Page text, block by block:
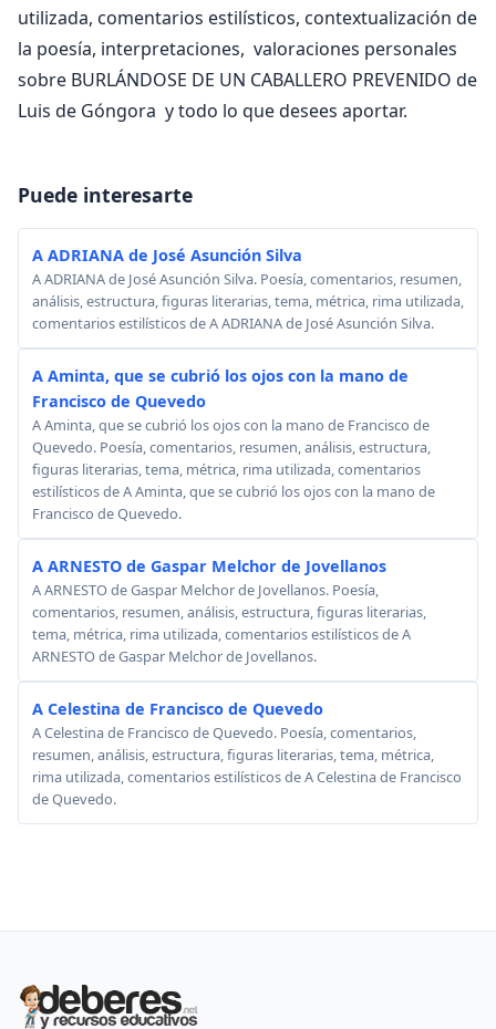
utilizada, comentarios estilísticos, contextualización de
la poesía, interpretaciones, valoraciones personales
sobre BURLÁNDOSE DE UN CABALLERO PREVENIDO de
Luis de Góngora y todo lo que desees aportar.
Puede interesarte
A ADRIANA de José Asunción Silva
A ADRIANA de José Asunción Silva. Poesía, comentarios, resumen,
análisis, estructura, figuras literarias, tema, métrica, rima utilizada,
comentarios estilísticos de A ADRIANA de José Asunción Silva.
A Aminta, que se cubrió los ojos con la mano de
Francisco de Quevedo
A Aminta, que se cubrió los ojos con la mano de Francisco de
Quevedo. Poesía, comentarios, resumen, análisis, estructura,
figuras literarias, tema, métrica, rima utilizada, comentarios
estilísticos de A Aminta, que se cubrió los ojos con la mano de
Francisco de Quevedo.
A ARNESTO de Gaspar Melchor de Jovellanos
A ARNESTO de Gaspar Melchor de Jovellanos. Poesía,
comentarios, resumen, análisis, estructura, figuras literarias,
tema, métrica, rima utilizada, comentarios estilísticos de A
ARNESTO de Gaspar Melchor de Jovellanos.
A Celestina de Francisco de Quevedo
A Celestina de Francisco de Quevedo. Poesía, comentarios,
resumen, análisis, estructura, figuras literarias, tema, métrica,
rima utilizada, comentarios estilísticos de A Celestina de Francisco
de Quevedo.